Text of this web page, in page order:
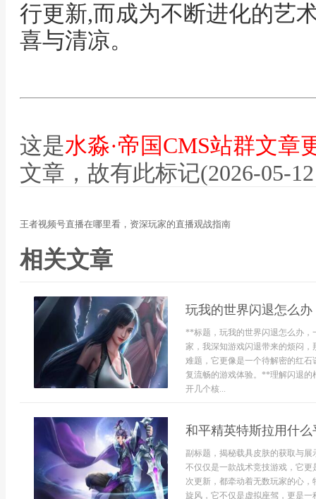
行更新,而成为不断进化的艺
喜与清凉。
这是水淼·帝国CMS站群文章
文章，故有此标记(2026-05-
王者视频号直播在哪里看，资深玩家的直播观战指南
相关文章
玩我的世界闪退怎么
**标题，玩我的世界闪退怎么办
家，我深知游戏闪退带来的烦闷
难题，它更像是一个待解密的红
复流畅的游戏体验。**理解闪退
开几个核...
和平精英特斯拉用什
副标题，揭秘载具皮肤的获取与
不仅仅是一款战术竞技游戏，它
次更新，都牵动着无数玩家的心
旋风，它不仅是虚拟座驾，更是一